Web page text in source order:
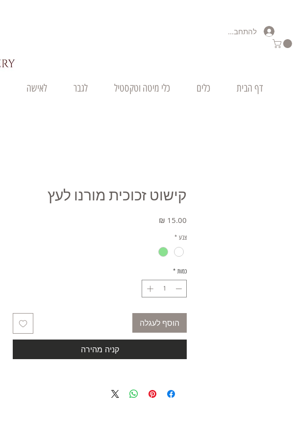
להתחברות
דף הבית כלים כלי מיטה וטקסטיל לגבר לאישה
קישוט זכוכית מורנו לעץ
צבע *
כמות *
הוסף לעגלה
קניה מהירה